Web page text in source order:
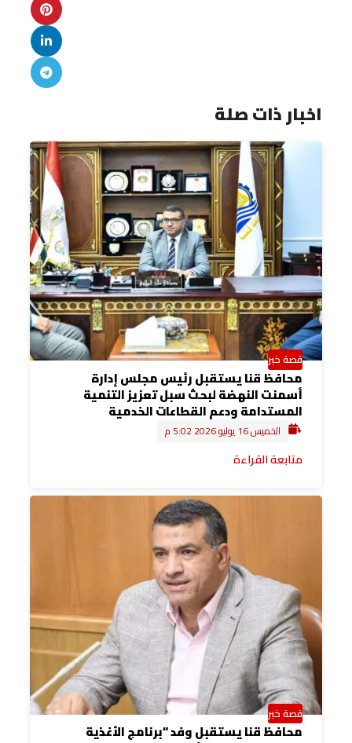
اخبار ذات صلة
قصة خبر
محافظ قنا يستقبل رئيس مجلس إدارة
أسمنت النهضة لبحث سبل تعزيز التنمية
المستدامة ودعم القطاعات الخدمية
الخميس 16 يوليو 2026 5:02 م
متابعة القراءة
قصة خبر
محافظ قنا يستقبل وفد “برنامج الأغذية